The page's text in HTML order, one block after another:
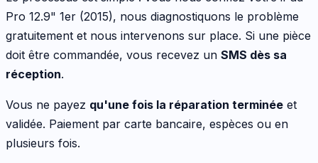
Pro 12.9" 1er (2015), nous diagnostiquons le problème
gratuitement et nous intervenons sur place. Si une pièce
doit être commandée, vous recevez un SMS dès sa
réception.
Vous ne payez qu'une fois la réparation terminée et
validée. Paiement par carte bancaire, espèces ou en
plusieurs fois.